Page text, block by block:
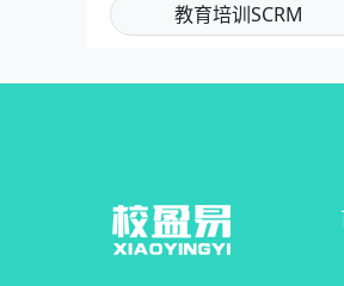
教育培训SCRM